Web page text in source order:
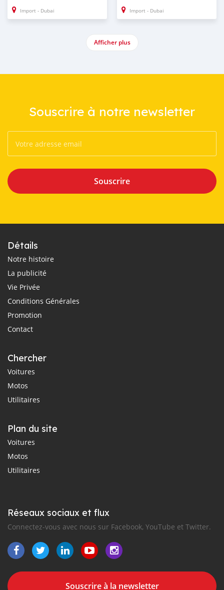
Import - Dubai Import - Dubai
Afficher plus
Souscrire à notre newsletter
Souscrire
Détails
Notre histoire
La publicité
Vie Privée
Conditions Générales
Promotion
Contact
Chercher
Voitures
Motos
Utilitaires
Plan du site
Voitures
Motos
Utilitaires
Réseaux sociaux et flux
Connectez-vous avec nous sur Facebook, YouTube et Twitter.
Souscrire à la newsletter